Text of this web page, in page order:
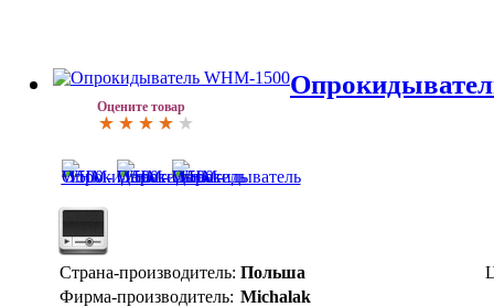
Оцените товар
Страна-производитель: Польша
Фирма-производитель: Michalak